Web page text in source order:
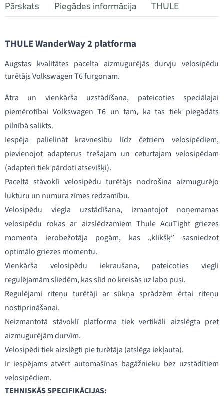
Pārskats Piegādes informācija THULE
THULE WanderWay 2 platforma
Augstas kvalitātes pacelta aizmugurējās durvju velosipēdu
turētājs Volkswagen T6 furgonam.
Ātra un vienkārša uzstādīšana, pateicoties speciālajai
piemērotībai Volkswagen T6 un tam, ka tas tiek piegādāts
pilnībā salikts.
Iespēja palielināt kravnesību līdz četriem velosipēdiem,
pievienojot adapterus trešajam un ceturtajam velosipēdam
(adapteri tiek pārdoti atsevišķi).
Paceltā stāvoklī velosipēdu turētājs nodrošina aizmugurējo
lukturu un numura zīmes redzamību.
Velosipēdu viegla uzstādīšana, izmantojot noņemamas
velosipēdu rokas ar aizslēdzamiem Thule AcuTight griezes
momenta ierobežotāja pogām, kas „klikšķ” sasniedzot
optimālo griezes momentu.
Vienkārša velosipēdu iekraušana, pateicoties viegli
regulējamām sliedēm, kas slīd no kreisās uz labo pusi.
Regulējami riteņu turētāji ar sūkņa sprādzēm ērtai riteņu
nostiprināšanai.
Neizmantotā stāvoklī platforma tiek vertikāli aizslēgta pret
aizmugurējām durvīm.
Velosipēdi tiek aizslēgti pie turētāja (atslēga iekļauta).
Ir iespējams atvērt automašīnas bagāžnieku bez uzstādītiem
velosipēdiem.
TEHNISKĀS SPECIFIKĀCIJAS: